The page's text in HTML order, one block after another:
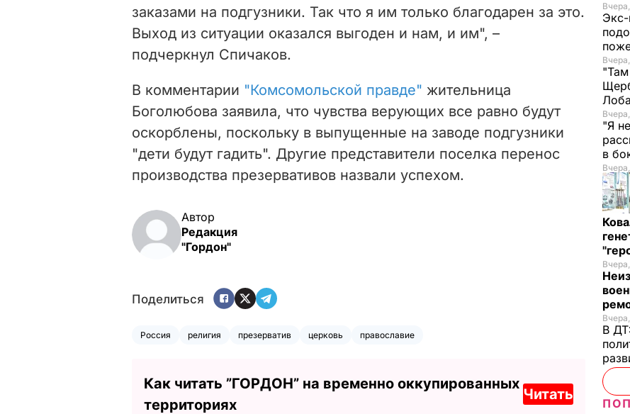
заказами на подгузники. Так что я им только благодарен за это.
Выход из ситуации оказался выгоден и нам, и им", –
подчеркнул Спичаков.
В комментарии "Комсомольской правде" жительница
Боголюбова заявила, что чувства верующих все равно будут
оскорблены, поскольку в выпущенные на заводе подгузники
"дети будут гадить". Другие представители поселка перенос
производства презервативов назвали успехом.
Автор
Редакция
"Гордон"
Поделиться
Россия религия презерватив церковь православие
Как читать ”ГОРДОН” на временно оккупированных
территориях
Читать
"Там
"Я
в
В